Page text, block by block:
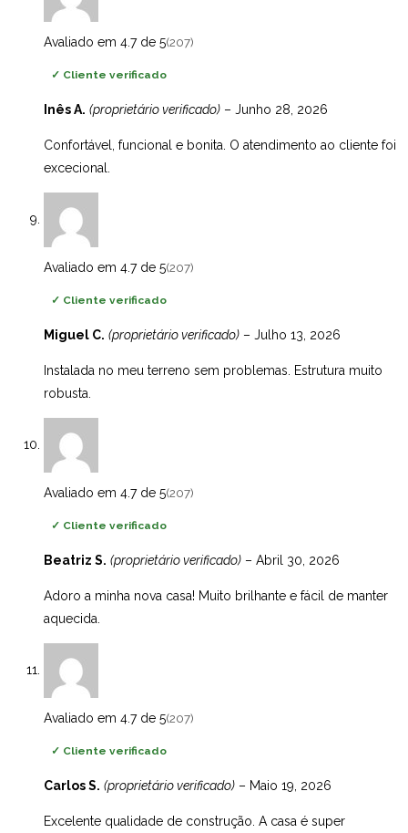
Avaliado em 4.7 de 5(207)
✓ Cliente verificado
Inês A. (proprietário verificado) – Junho 28, 2026
Confortável, funcional e bonita. O atendimento ao cliente foi
excecional.
Avaliado em 4.7 de 5(207)
✓ Cliente verificado
Miguel C. (proprietário verificado) – Julho 13, 2026
Instalada no meu terreno sem problemas. Estrutura muito
robusta.
Avaliado em 4.7 de 5(207)
✓ Cliente verificado
Beatriz S. (proprietário verificado) – Abril 30, 2026
Adoro a minha nova casa! Muito brilhante e fácil de manter
aquecida.
Avaliado em 4.7 de 5(207)
✓ Cliente verificado
Carlos S. (proprietário verificado) – Maio 19, 2026
Excelente qualidade de construção. A casa é super